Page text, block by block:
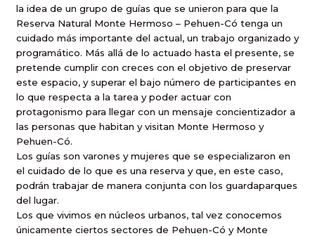
la idea de un grupo de guías que se unieron para que la
Reserva Natural Monte Hermoso – Pehuen-Có tenga un
cuidado más importante del actual, un trabajo organizado y
programático. Más allá de lo actuado hasta el presente, se
pretende cumplir con creces con el objetivo de preservar
este espacio, y superar el bajo número de participantes en
lo que respecta a la tarea y poder actuar con
protagonismo para llegar con un mensaje concientizador a
las personas que habitan y visitan Monte Hermoso y
Pehuen-Có.
Los guías son varones y mujeres que se especializaron en
el cuidado de lo que es una reserva y que, en este caso,
podrán trabajar de manera conjunta con los guardaparques
del lugar.
Los que vivimos en núcleos urbanos, tal vez conocemos
únicamente ciertos sectores de Pehuen-Có y Monte